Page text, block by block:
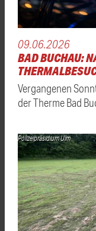
09.06.2026
BAD BUCHAU:
Vergangenen
der Therme Bad
Polizeipräsidium Ulm